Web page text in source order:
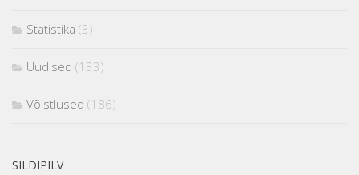
Statistika (3)
Uudised (133)
Võistlused (186)
SILDIPILV